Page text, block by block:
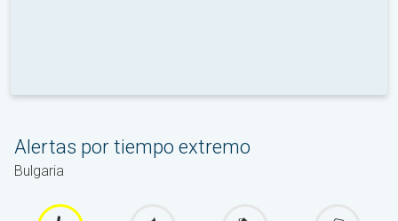
Alertas por tiempo extremo
Bulgaria